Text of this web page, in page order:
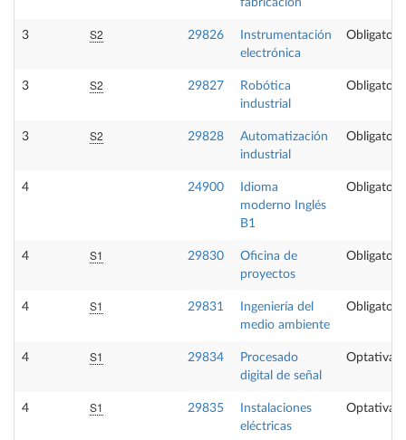
fabricación
3 S2 29826
Instrumentación
electrónica
Obligatoria
3 S2 29827
Robótica
industrial
Obligatoria
3 S2 29828
Automatización
industrial
Obligatoria
4 24900
Idioma
moderno Inglés
B1
Obligatoria
4 S1 29830
Oficina de
proyectos
Obligatoria
4 S1 29831
Ingeniería del
medio ambiente
Obligatoria
4 S1 29834
Procesado
digital de señal
Optativa
4 S1 29835
Instalaciones
eléctricas
Optativa